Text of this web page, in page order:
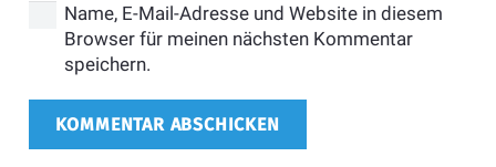
Name, E-Mail-Adresse und Website in diesem
Browser für meinen nächsten Kommentar
speichern.
KOMMENTAR ABSCHICKEN